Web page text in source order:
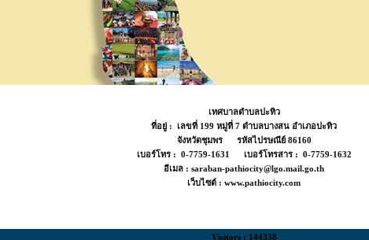
เทศบาลตำบลปะทิว
ที่อยู่ : เลขที่ 199 หมู่ที่ 7 ตำบลบางสน อำเภอปะทิว
จังหวัดชุมพร รหัสไปรษณีย์ 86160
เบอร์โทร : 0-7759-1631 เบอร์โทรสาร : 0-7759-1632
อีเมล : saraban-pathiocity@lgo.mail.go.th
เว็บไซต์ : www.pathiocity.com
Visitors : 144338